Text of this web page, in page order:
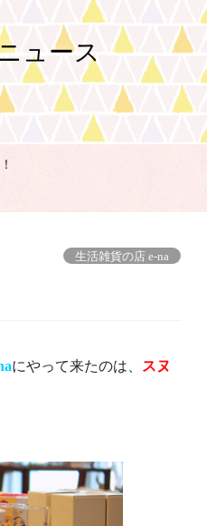
ュース
生活雑貨の店 e-na
にやって来たのは、 スヌ